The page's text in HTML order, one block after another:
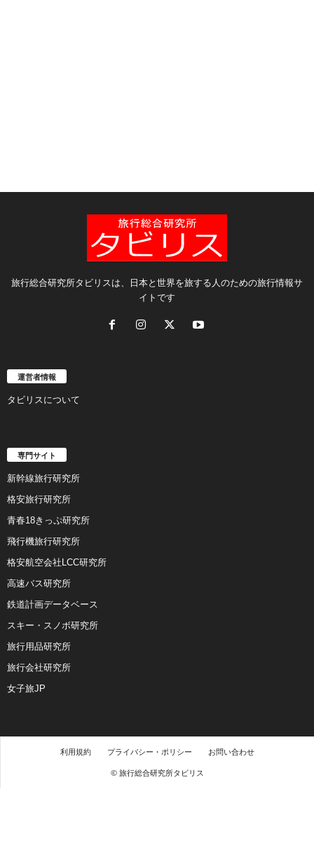
旅行総合研究所タビリスは、日本と世界を旅する人のための旅行情報サ
イトです
運営者情報
タビリスについて
専門サイト
新幹線旅行研究所
格安旅行研究所
青春18きっぷ研究所
飛行機旅行研究所
格安航空会社LCC研究所
高速バス研究所
鉄道計画データベース
スキー・スノボ研究所
旅行用品研究所
旅行会社研究所
女子旅JP
利用規約 プライバシー・ポリシー
お問い合わせ
© 旅行総合研究所タビリス